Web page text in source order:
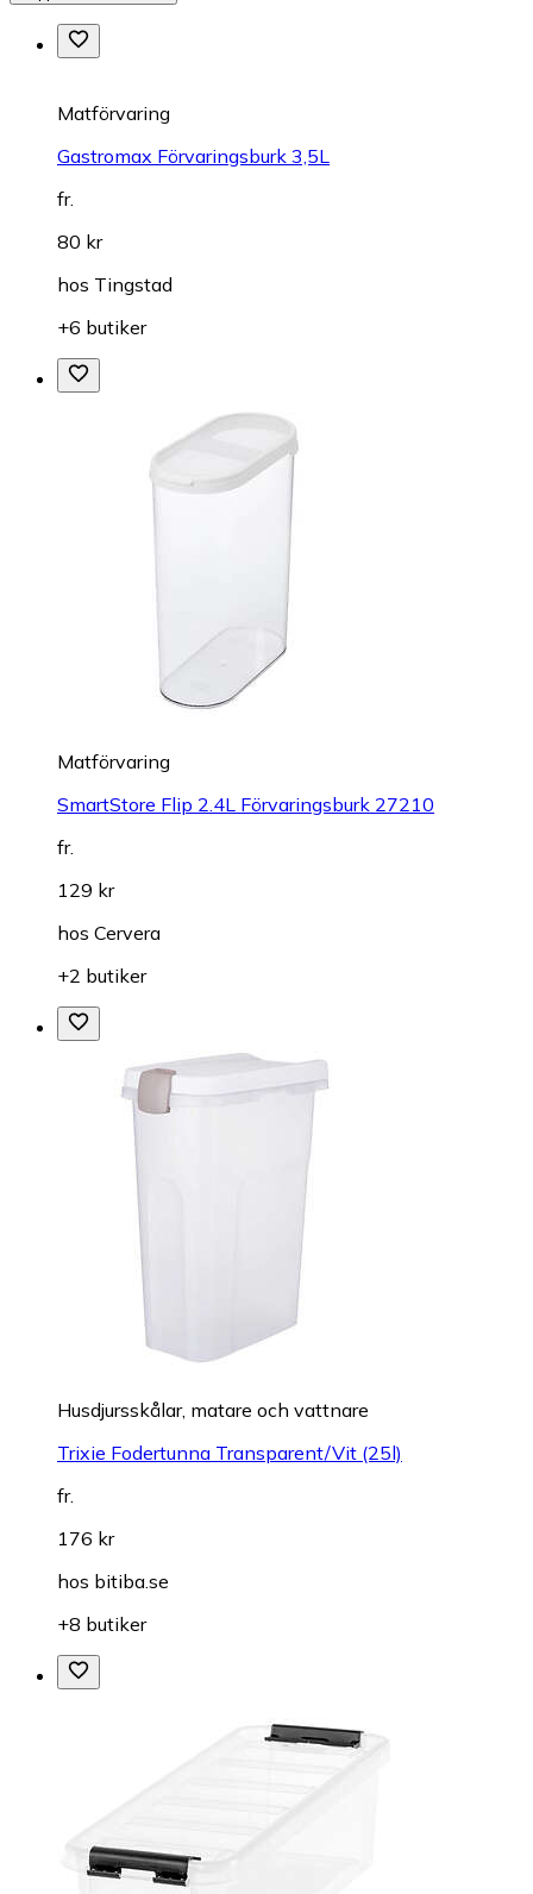
Matförvaring
Gastromax Förvaringsburk 3,5L
fr.
80 kr
hos Tingstad
+6 butiker
Matförvaring
SmartStore Flip 2.4L Förvaringsburk 27210
fr.
129 kr
hos Cervera
+2 butiker
Husdjursskålar, matare och vattnare
Trixie Fodertunna Transparent/Vit (25l)
fr.
176 kr
hos bitiba.se
+8 butiker